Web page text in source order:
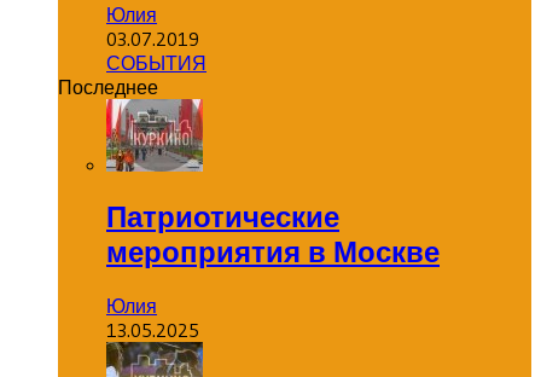
Юлия
03.07.2019
СОБЫТИЯ
Последнее
Патриотические
мероприятия в Москве
Юлия
13.05.2025